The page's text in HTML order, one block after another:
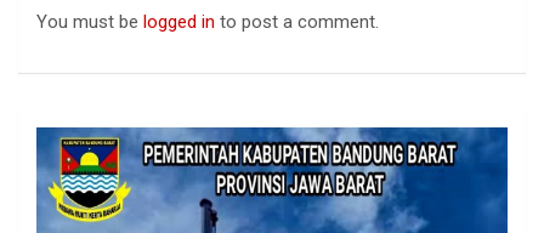
You must be logged in to post a comment.